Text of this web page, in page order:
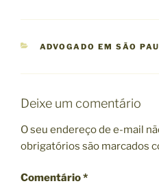
C
O
I
A
ADVOGADO EM SÃO
Deixe um comentário
O seu endereço de e-mail
obrigatórios são marcados
Comentário*